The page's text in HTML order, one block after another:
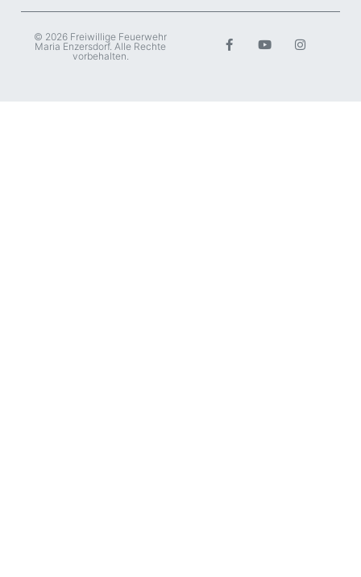
© 2026 Freiwillige Feuerwehr
Maria Enzersdorf. Alle Rechte
vorbehalten.